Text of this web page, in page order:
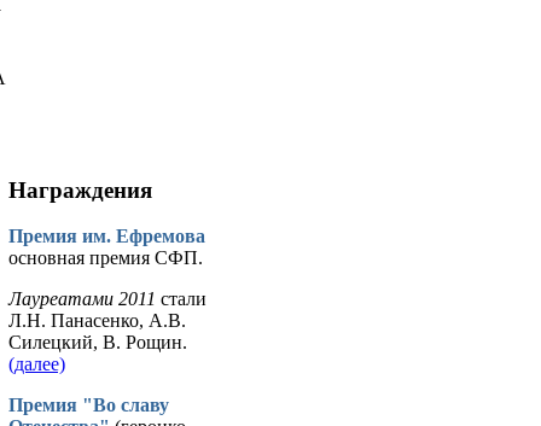
Награждения
Премия им. Ефремова
основная премия СФП.
Лауреатами 2011 стали
Л.Н. Панасенко, А.В.
Силецкий, В. Рощин.
(далее)
Премия "Во славу